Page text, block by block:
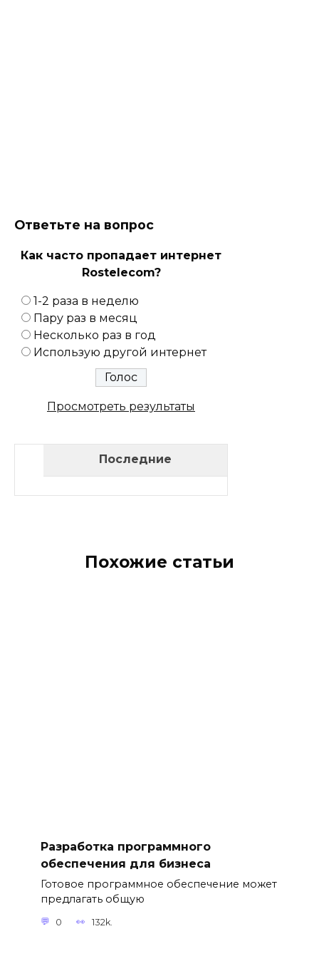
Ответьте на вопрос
Как часто пропадает интернет
Rostelecom?
1-2 раза в неделю
Пару раз в месяц
Несколько раз в год
Использую другой интернет
Просмотреть результаты
Последние
Похожие статьи
Разработка программного
обеспечения для бизнеса
Готовое программное обеспечение может
предлагать общую
0 132k.